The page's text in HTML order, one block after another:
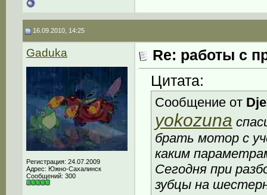
16.09.2010, 14:25
Gaduka
Регистрация: 24.07.2009
Адрес: Южно-Сахалинск
Сообщений: 300
Re: работы с
Цитата:
Сообщение от
yokozuna
брать мотор с
каким
Сегодня при
зубцы на